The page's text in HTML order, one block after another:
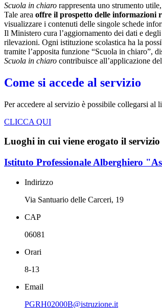
Scuola in chiaro rappresenta uno strumento
Tale area offre il prospetto delle informazioni
visualizzare i contenuti delle singole schede
Il Ministero cura l’aggiornamento dei dati e
rilevazioni. Ogni istituzione scolastica ha la
tramite l’apposita funzione “Scuola in chiaro”,
Scuola in chiaro contribuisce all’applicazione
Come si accede al servizio
Per accedere al servizio è possibile collegarsi al
CLICCA QUI
Luoghi in cui viene erogato il servizio
Istituto Professionale Alberghiero
Indirizzo
Via Santuario delle Carceri, 19
CAP
06081
Orari
8-13
Email
PGRH02000B@istruzione.it